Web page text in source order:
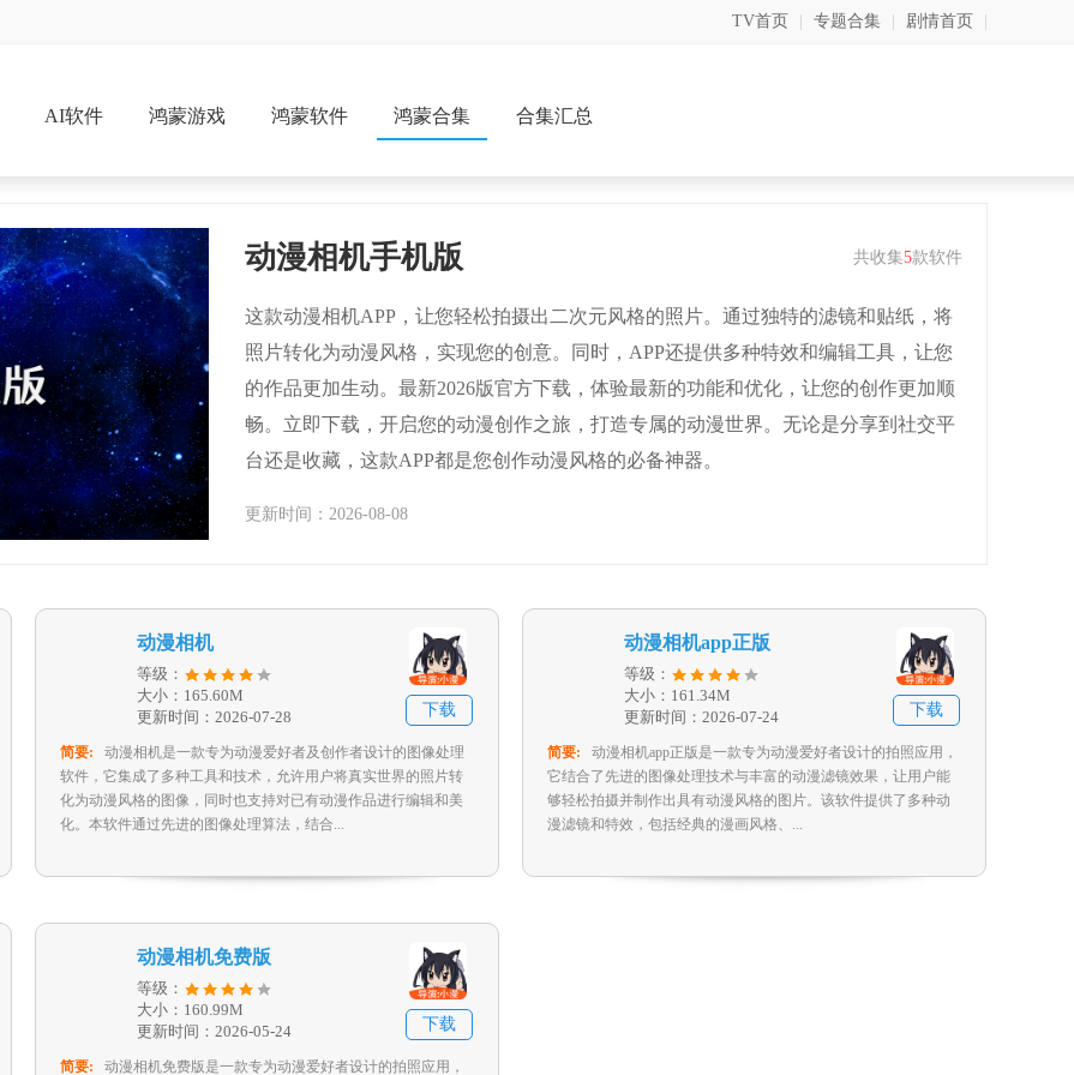
TV首页 专题合集 剧情首页
AI软件 鸿蒙游戏 鸿蒙软件 鸿蒙合集 合集汇总
共收集5款软件
动漫相机手机版
这款动漫相机APP，让您轻松拍摄出二次元风格的照片。通过独特的滤镜和贴纸，将
照片转化为动漫风格，实现您的创意。同时，APP还提供多种特效和编辑工具，让您
的作品更加生动。最新2026版官方下载，体验最新的功能和优化，让您的创作更加顺
畅。立即下载，开启您的动漫创作之旅，打造专属的动漫世界。无论是分享到社交平
台还是收藏，这款APP都是您创作动漫风格的必备神器。
更新时间：2026-08-08
动漫相机
等级：
大小：165.60M
更新时间：2026-07-28
下载
简要:
动漫相机是一款专为动漫爱好者及创作者设计的图像处理
软件，它集成了多种工具和技术，允许用户将真实世界的照片转
化为动漫风格的图像，同时也支持对已有动漫作品进行编辑和美
化。本软件通过先进的图像处理算法，结合...
动漫相机app正版
等级：
大小：161.34M
更新时间：2026-07-24
下载
简要:
动漫相机app正版是一款专为动漫爱好者设计的拍照应用，
它结合了先进的图像处理技术与丰富的动漫滤镜效果，让用户能
够轻松拍摄并制作出具有动漫风格的图片。该软件提供了多种动
漫滤镜和特效，包括经典的漫画风格、...
动漫相机免费版
等级：
大小：160.99M
更新时间：2026-05-24
下载
简要: 动漫相机免费版是一款专为动漫爱好者设计的拍照应用，